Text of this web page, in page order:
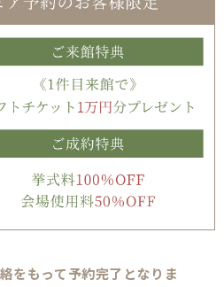
をもって予約完了となりま